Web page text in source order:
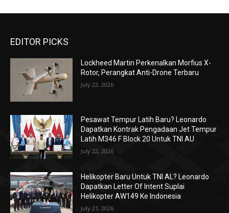
EDITOR PICKS
Lockheed Martin Perkenalkan Morfius X-
Rotor, Perangkat Anti-Drone Terbaru
July 22, 2026
Pesawat Tempur Latih Baru? Leonardo
Dapatkan Kontrak Pengadaan Jet Tempur
Latih M346 F Block 20 Untuk TNI AU
July 22, 2026
Helikopter Baru Untuk TNI AL? Leonardo
Dapatkan Letter Of Intent Suplai
Helikopter AW149 Ke Indonesia
July 21, 2026